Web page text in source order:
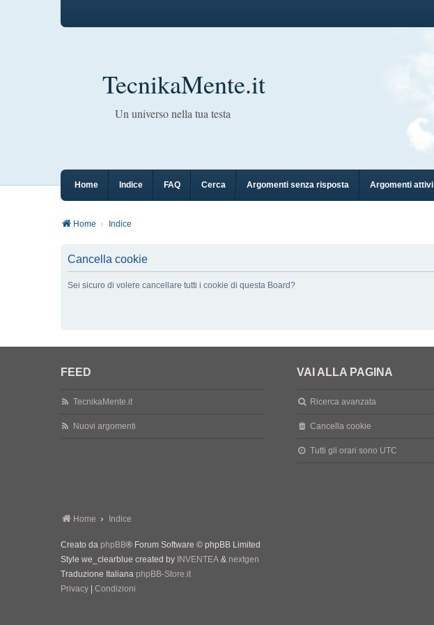
TecnikaMente.it
Un universo nella tua testa
Home Indice FAQ Cerca Argomenti senza risposta Argomenti attivi
Home Indice
Cancella cookie
Sei sicuro di volere cancellare tutti i cookie di questa Board?
FEED
TecnikaMente.it
Nuovi argomenti
VAI ALLA PAGINA
Ricerca avanzata
Cancella cookie
Tutti gli orari sono UTC
Home Indice
Creato da phpBB® Forum Software © phpBB Limited
Style we_clearblue created by INVENTEA & nextgen
Traduzione Italiana phpBB-Store.it
Privacy
Condizioni